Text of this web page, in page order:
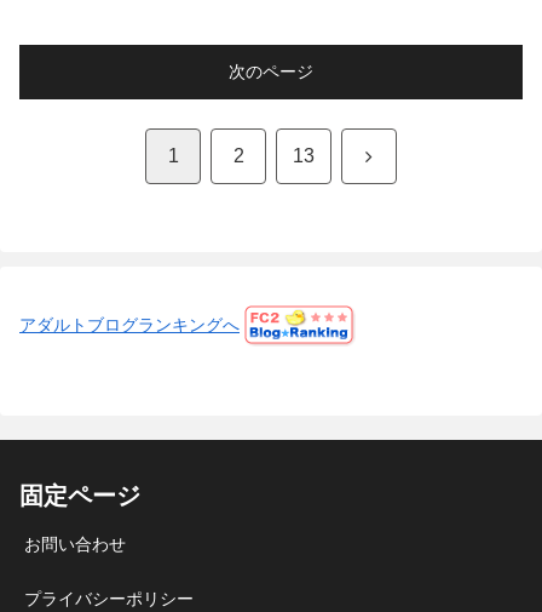
次のページ
1 2 13 次
アダルトブログランキングへ
固定ページ
お問い合わせ
プライバシーポリシー